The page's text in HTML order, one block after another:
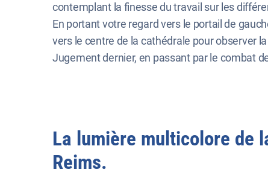
contemplant la finesse du travail sur les
En portant votre regard vers le portail de
vers le centre de la cathédrale pour observer
Jugement dernier, en passant par le combat
La lumière multicolore de
Reims.